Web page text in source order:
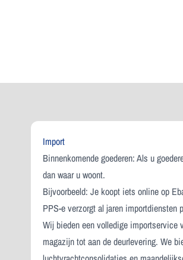
Import
Binnenkomende goederen: Als u
dan waar u woont.
Bijvoorbeeld: Je koopt iets online op
PPS-e verzorgt al jaren importdiensten
Wij bieden een volledige importservice
magazijn tot aan de deurlevering. We